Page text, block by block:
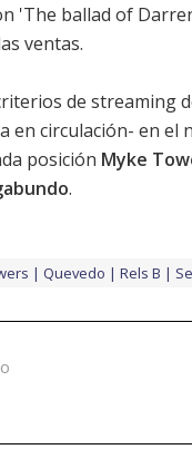
'The ballad of
ventas.
de streaming
en circulación- en el
posición Myke
.
Quevedo Rels B